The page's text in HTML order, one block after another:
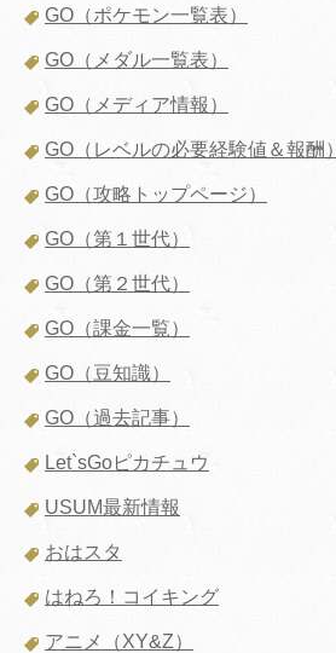
GO（ポケモン一覧表）
GO（メダル一覧表）
GO（メディア情報）
GO（レベルの必要経験値＆報酬）
GO（攻略トップページ）
GO（第１世代）
GO（第２世代）
GO（課金一覧）
GO（豆知識）
GO（過去記事）
Let`sGoピカチュウ
USUM最新情報
おはスタ
はねろ！コイキング
アニメ（XY&Z）